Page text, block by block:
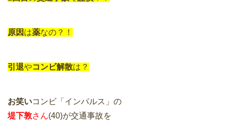
原因 は薬なの？！
引退やコンビ解散は？
お笑いコンビ「インパルス」の
堤下敦さん(40)が交通事故を